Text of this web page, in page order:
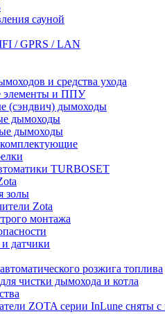
сауной
/ GPRS / LAN
и средства ухода
и ППУ
(сэндвич) дымоходы
дымоходы
дымоходы
TURBOSET
золы
Zota
монтажа
датчики
розжига топлива
чистки дымохода и котла
ZOTA серии InLune сняты с